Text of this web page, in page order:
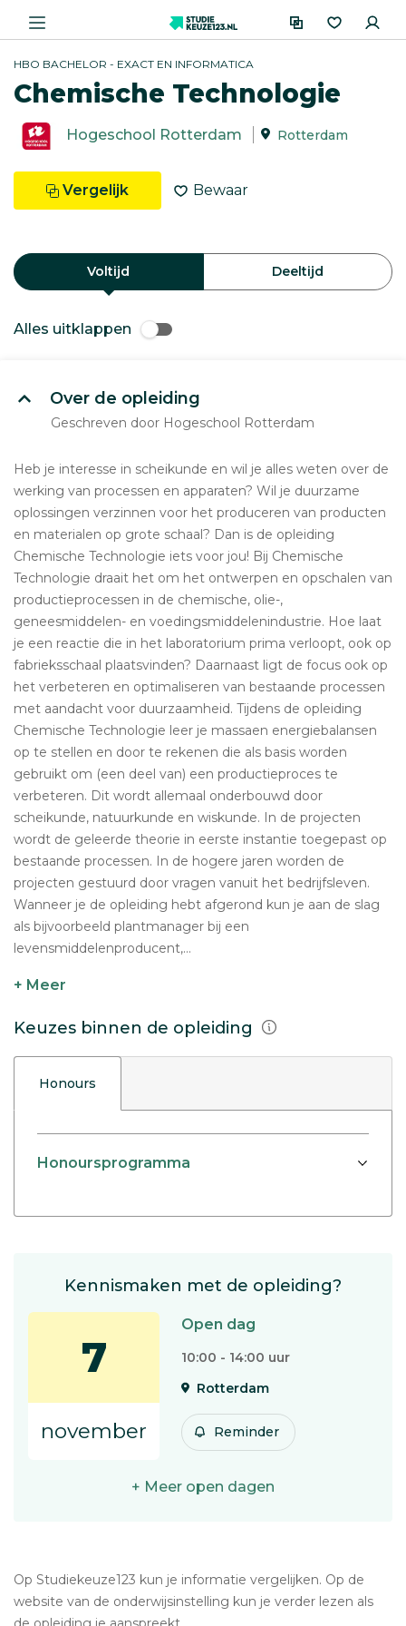
HBO BACHELOR - EXACT EN INFORMATICA
Chemische Technologie
Hogeschool Rotterdam Rotterdam
Vergelijk Bewaar
Voltijd Deeltijd
Alles uitklappen
Over de opleiding
Geschreven door Hogeschool Rotterdam
Heb je interesse in scheikunde en wil je alles weten over de
werking van processen en apparaten? Wil je duurzame
oplossingen verzinnen voor het produceren van producten
en materialen op grote schaal? Dan is de opleiding
Chemische Technologie iets voor jou! Bij Chemische
Technologie draait het om het ontwerpen en opschalen van
productieprocessen in de chemische, olie-,
geneesmiddelen- en voedingsmiddelenindustrie. Hoe laat
je een reactie die in het laboratorium prima verloopt, ook op
fabrieksschaal plaatsvinden? Daarnaast ligt de focus ook op
het verbeteren en optimaliseren van bestaande processen
met aandacht voor duurzaamheid. Tijdens de opleiding
Chemische Technologie leer je massaen energiebalansen
op te stellen en door te rekenen die als basis worden
gebruikt om (een deel van) een productieproces te
verbeteren. Dit wordt allemaal onderbouwd door
scheikunde, natuurkunde en wiskunde. In de projecten
wordt de geleerde theorie in eerste instantie toegepast op
bestaande processen. In de hogere jaren worden de
projecten gestuurd door vragen vanuit het bedrijfsleven.
Wanneer je de opleiding hebt afgerond kun je aan de slag
als bijvoorbeeld plantmanager bij een
levensmiddelenproducent,...
+ Meer
Keuzes binnen de opleiding
Honours
Honoursprogramma
Kennismaken met de opleiding?
7
november
Open dag
10:00 - 14:00 uur
Rotterdam
Reminder
+ Meer open dagen
Op Studiekeuze123 kun je informatie vergelijken. Op de
website van de onderwijsinstelling kun je verder lezen als